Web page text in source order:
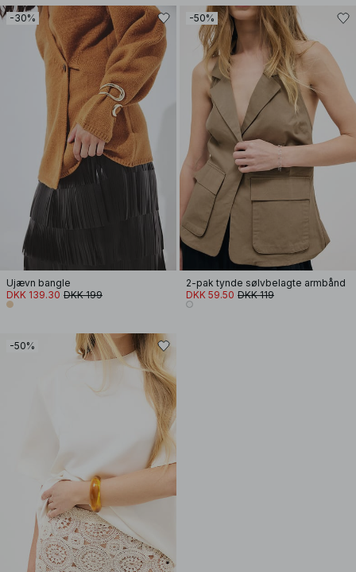
-30%
Ujævn bangle
DKK 139.30 DKK 199
-50%
2-pak tynde sølvbelagte armbånd
DKK 59.50 DKK 119
-50%